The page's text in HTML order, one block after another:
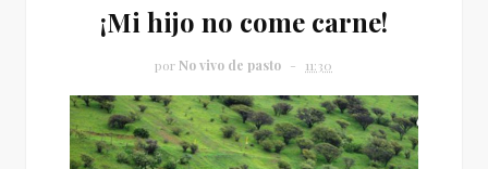
¡Mi hijo no come carne!
por No vivo de pasto 11:30